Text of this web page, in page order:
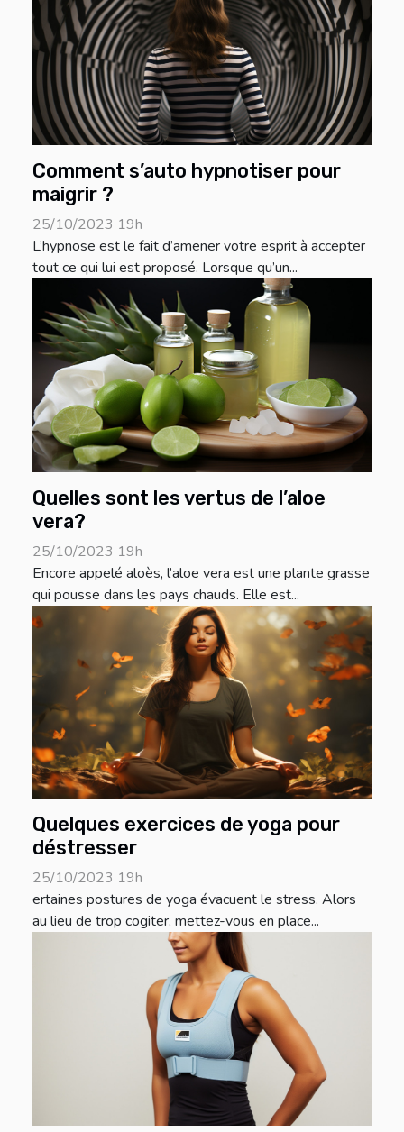
Comment s’auto hypnotiser pour
maigrir ?
25/10/2023 19h
L’hypnose est le fait d’amener votre esprit à accepter
tout ce qui lui est proposé. Lorsque qu’un...
Quelles sont les vertus de l’aloe
vera?
25/10/2023 19h
Encore appelé aloès, l’aloe vera est une plante grasse
qui pousse dans les pays chauds. Elle est...
Quelques exercices de yoga pour
déstresser
25/10/2023 19h
ertaines postures de yoga évacuent le stress. Alors
au lieu de trop cogiter, mettez-vous en place...